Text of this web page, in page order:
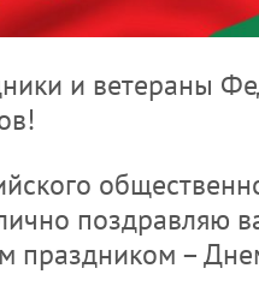
и ветераны
поздравляю
праздником –